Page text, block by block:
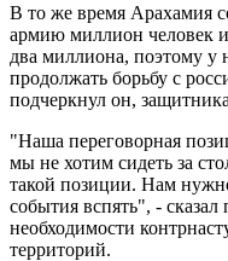
В то же время Арахамия
армию миллион человек
два миллиона, поэтому у
продолжать борьбу с
подчеркнул он,
"Наша переговорная
мы не хотим сидеть за
такой позиции. Нам
события вспять", -
необходимости
территорий.